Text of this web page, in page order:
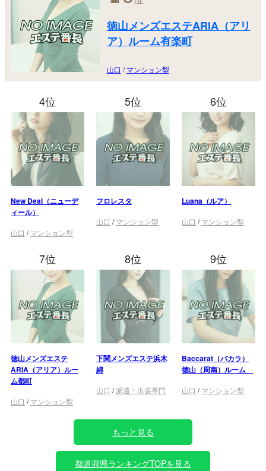
徳山メンズエステARIA（アリ
ア）ルーム有楽町
山口 /マンション型
4位
New Deal（ニューデ
ィール）
山口 /マンション型
5位
フロレスタ
山口 /マンション型
6位
Luana（ルア）
山口 /マンション型
7位
徳山メンズエステ
ARIA（アリア）ルー
ム都町
山口 /マンション型
8位
下関メンズエステ浜木
綿
山口 /派遣・出張専門
9位
Baccarat（バカラ）
徳山（周南）ルーム
山口 /マンション型
もっと見る
都道府県ランキングTOPを見る